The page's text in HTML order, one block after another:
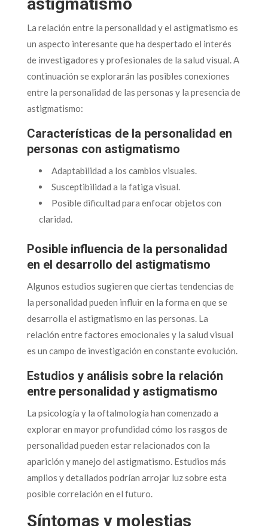
La relación entre la personalidad y el astigmatismo es
un aspecto interesante que ha despertado el interés
de investigadores y profesionales de la salud visual. A
continuación se explorarán las posibles conexiones
entre la personalidad de las personas y la presencia de
astigmatismo:
Características de la personalidad en
personas con astigmatismo
Adaptabilidad a los cambios visuales.
Susceptibilidad a la fatiga visual.
Posible dificultad para enfocar objetos con
claridad.
Posible influencia de la personalidad
en el desarrollo del astigmatismo
Algunos estudios sugieren que ciertas tendencias de
la personalidad pueden influir en la forma en que se
desarrolla el astigmatismo en las personas. La
relación entre factores emocionales y la salud visual
es un campo de investigación en constante evolución.
Estudios y análisis sobre la relación
entre personalidad y astigmatismo
La psicología y la oftalmología han comenzado a
explorar en mayor profundidad cómo los rasgos de
personalidad pueden estar relacionados con la
aparición y manejo del astigmatismo. Estudios más
amplios y detallados podrían arrojar luz sobre esta
posible correlación en el futuro.
Síntomas y molestias